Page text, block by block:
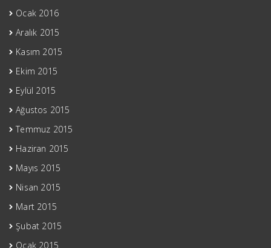
Ocak 2016
Aralık 2015
Kasım 2015
Ekim 2015
Eylül 2015
Ağustos 2015
Temmuz 2015
Haziran 2015
Mayıs 2015
Nisan 2015
Mart 2015
Şubat 2015
Ocak 2015